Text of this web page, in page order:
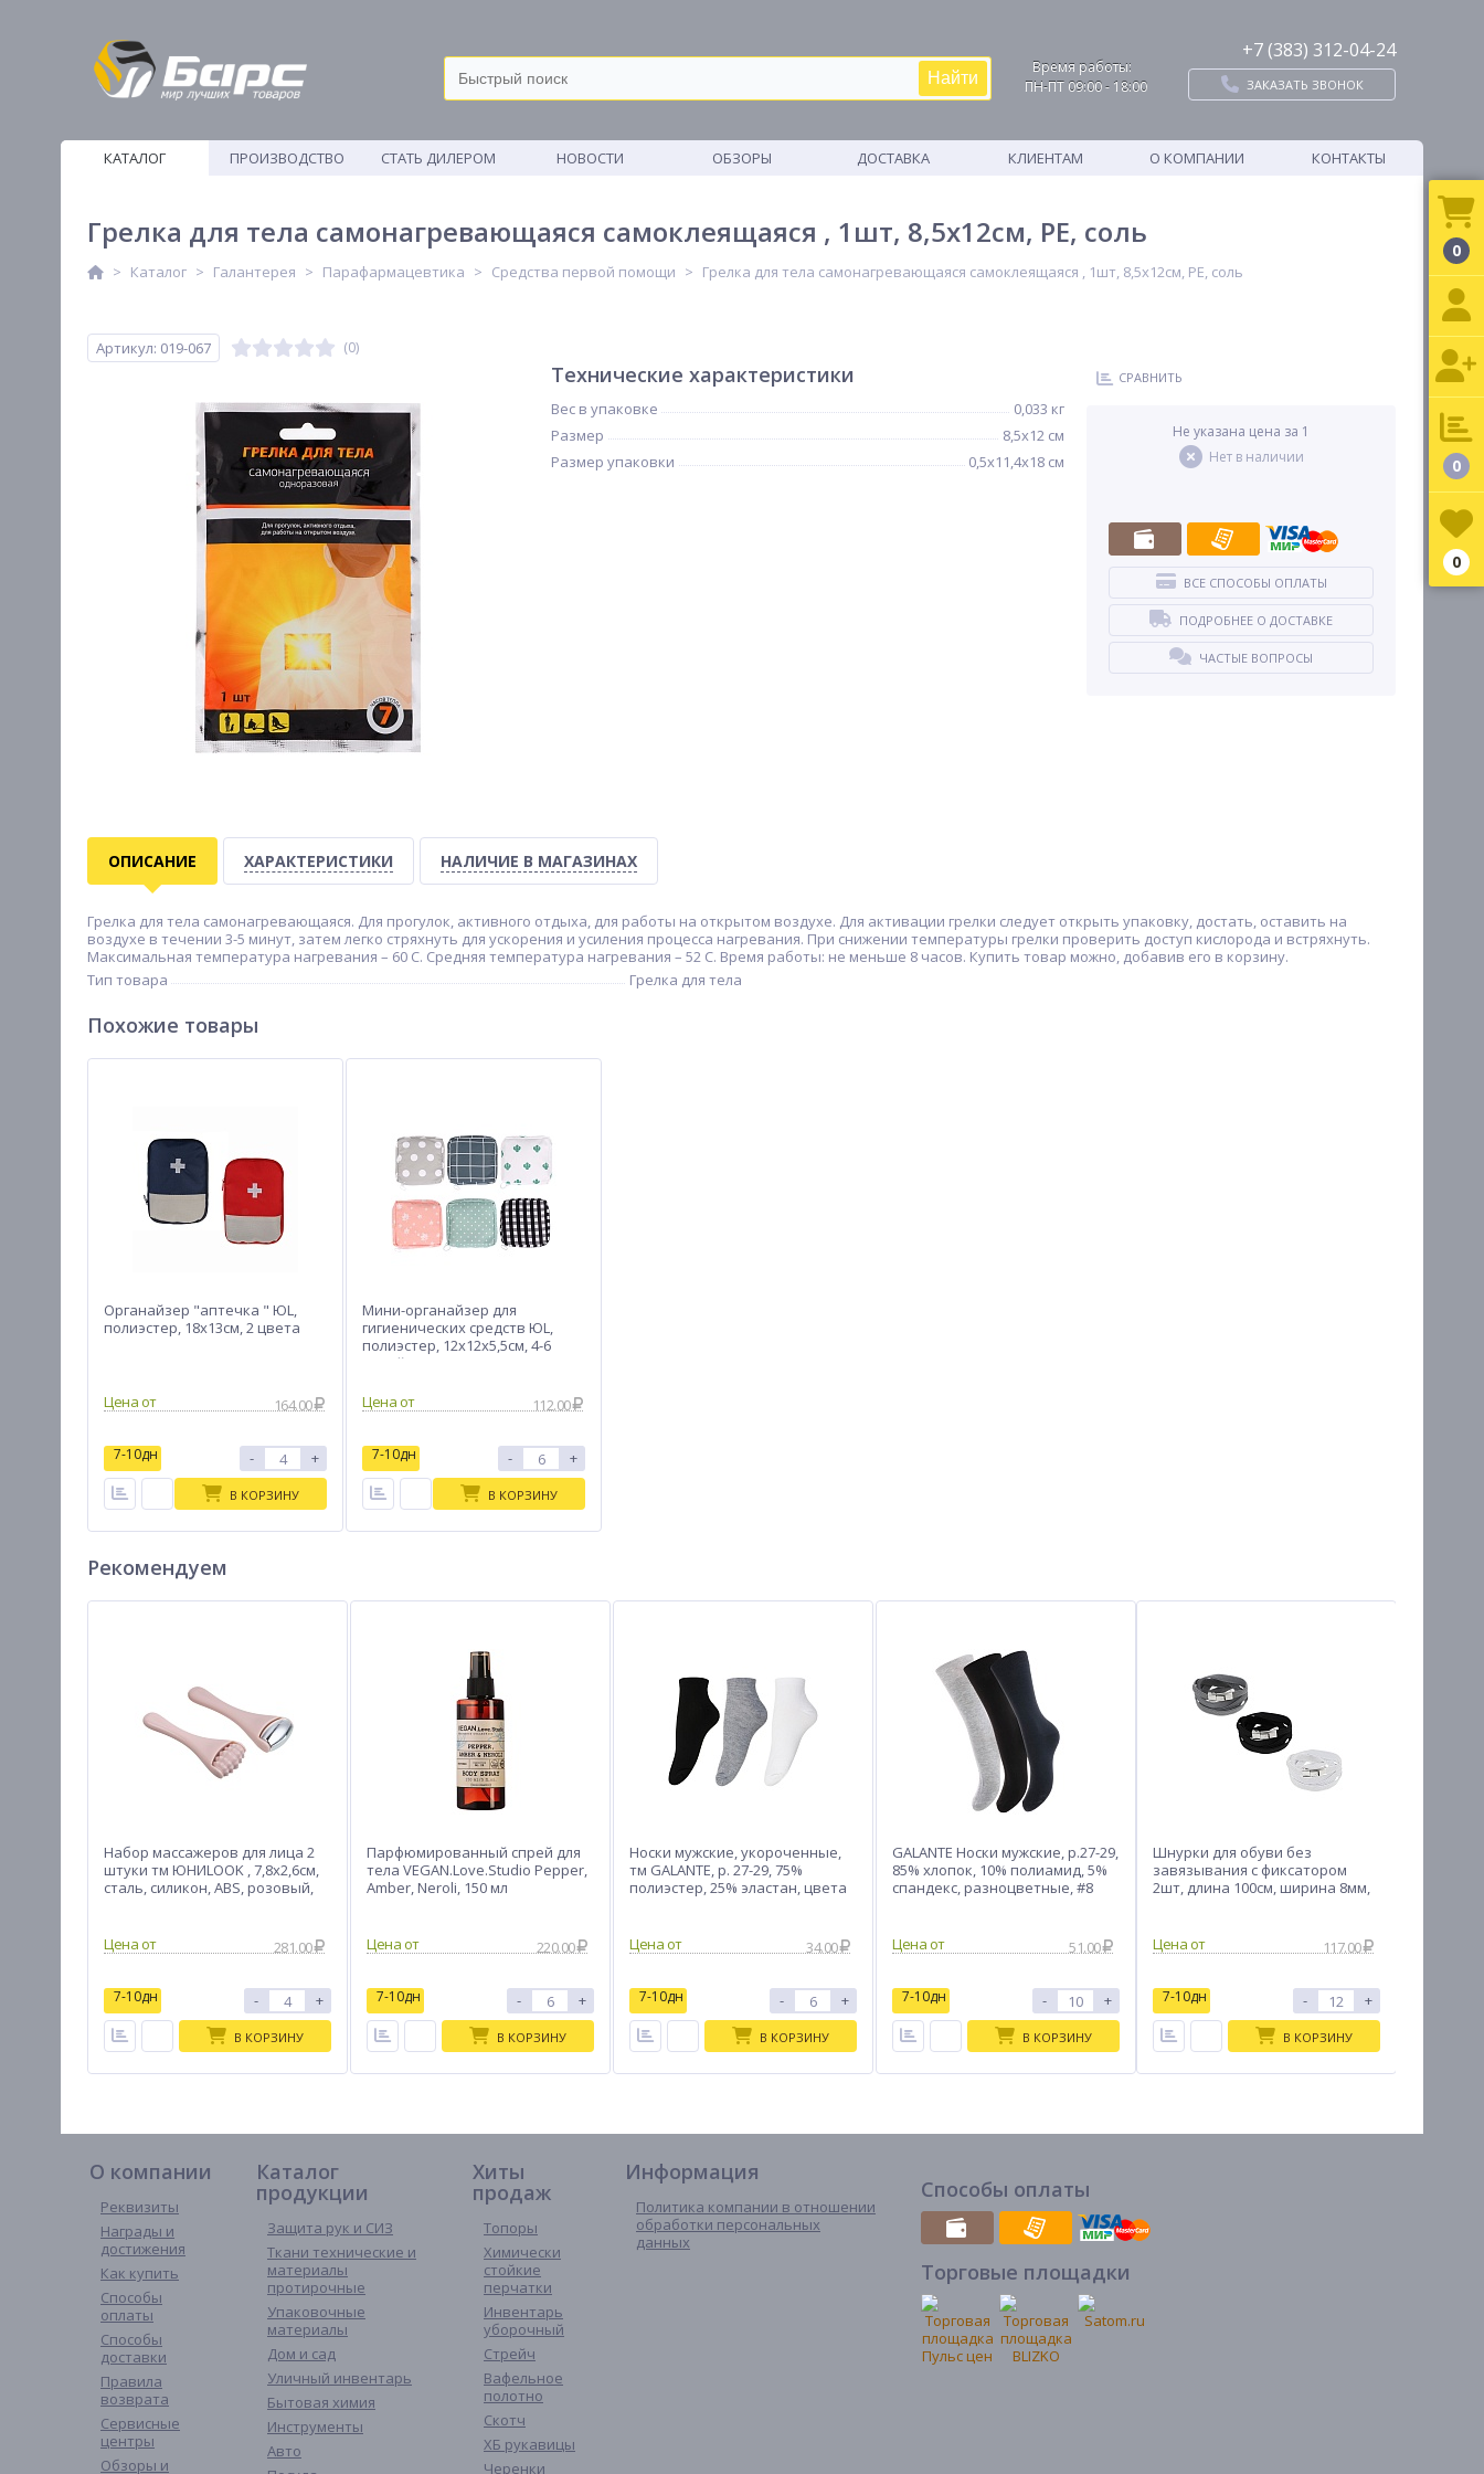
Найти
Время работы:
ПН-ПТ 09:00 - 18:00
+7 (383) 312-04-24
ЗАКАЗАТЬ ЗВОНОК
КАТАЛОГ
ПРОИЗВОДСТВО
СТАТЬ ДИЛЕРОМ НОВОСТИ ОБЗОРЫ ДОСТАВКА КЛИЕНТАМ О КОМПАНИИ КОНТАКТЫ
Грелка для тела самонагревающаяся самоклеящаяся , 1шт, 8,5х12см, PE, соль
Каталог Галантерея Парафармацевтика Средства первой помощи Грелка для тела самонагревающаяся самоклеящаяся , 1шт, 8,5х12см, PE, соль
Артикул: 019-067 (0)
Технические характеристики
Вес в упаковке
0,033 кг
Размер
8,5х12 см
Размер упаковки
0,5х11,4х18 см
СРАВНИТЬ
Не указана цена за 1
Нет в наличии
ВСЕ СПОСОБЫ ОПЛАТЫ
ПОДРОБНЕЕ О ДОСТАВКЕ
ЧАСТЫЕ ВОПРОСЫ
ОПИСАНИЕ ХАРАКТЕРИСТИКИ НАЛИЧИЕ В МАГАЗИНАХ
Грелка для тела самонагревающаяся. Для прогулок, активного отдыха, для работы на открытом воздухе. Для активации грелки следует открыть упаковку, достать, оставить на
воздухе в течении 3-5 минут, затем легко стряхнуть для ускорения и усиления процесса нагревания. При снижении температуры грелки проверить доступ кислорода и встряхнуть.
Максимальная температура нагревания – 60 С. Средняя температура нагревания – 52 С. Время работы: не меньше 8 часов. Купить товар можно, добавив его в корзину.
Тип товара
Грелка для тела
Похожие товары
Органайзер "аптечка " ЮL,
полиэстер, 18х13см, 2 цвета
Цена от 164.00
7-10дн - +
В КОРЗИНУ
Мини-органайзер для
гигиенических средств ЮL,
полиэстер, 12x12x5,5см, 4-6
дизайнов
Цена от
112.00
7-10дн - +
В КОРЗИНУ
Рекомендуем
Набор массажеров для лица 2
штуки тм ЮНИLOOK , 7,8x2,6см,
сталь, силикон, ABS, розовый,
281.00
7-10дн - +
В КОРЗИНУ
Парфюмированный спрей для
тела VEGAN.Love.Studio Pepper,
Amber, Neroli, 150 мл
220.00
7-10дн - +
В КОРЗИНУ
Носки мужские, укороченные,
тм GALANTE, р. 27-29, 75%
полиэстер, 25% эластан, цвета
34.00
7-10дн - +
В КОРЗИНУ
GALANTE Носки мужские, р.27-29,
85% хлопок, 10% полиамид, 5%
спандекс, разноцветные, #8
51.00
7-10дн - +
В КОРЗИНУ
Шнурки для обуви без
завязывания с фиксатором
2шт, длина 100см, ширина 8мм,
117.00
7-10дн - +
В КОРЗИНУ
О компании
Реквизиты
Награды и
достижения
Как купить
Способы
оплаты
Способы
доставки
Правила
возврата
Сервисные
центры
Обзоры и
Каталог
продукции
Защита рук и СИЗ
Ткани технические и
материалы
протирочные
Упаковочные
материалы
Дом и сад
Уличный инвентарь
Бытовая химия
Инструменты
Авто
Хиты
продаж
Топоры
Химически
стойкие
перчатки
Инвентарь
уборочный
Стрейч
Вафельное
полотно
Скотч
ХБ рукавицы
Черенки
Информация
Политика компании в отношении
обработки персональных
данных
Способы оплаты
Торговые площадки
0
0
0